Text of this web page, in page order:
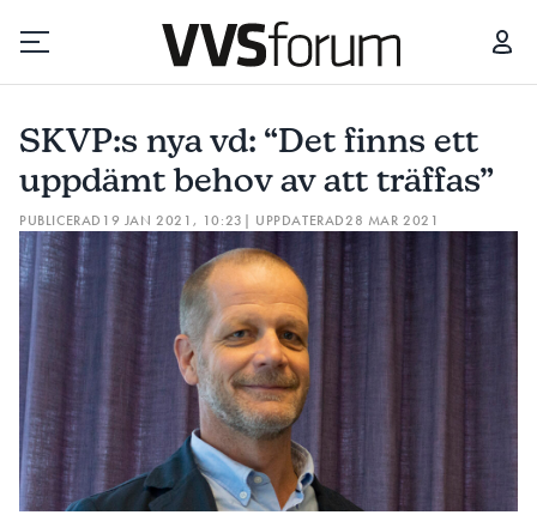
Prenumerera
Hantera prenumeration
Lediga jobb
Annonsera
Läs E-tidningen
Om tidningen
SKVP:s nya vd: “Det finns ett
uppdämt behov av att träffas”
PUBLICERAD 19 JAN 2021, 10:23 | UPPDATERAD28 MAR 2021